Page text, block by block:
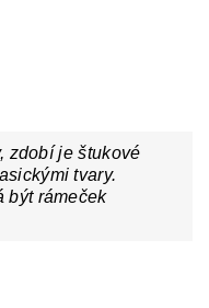
zdobí je štukové
tvary.
být rámeček